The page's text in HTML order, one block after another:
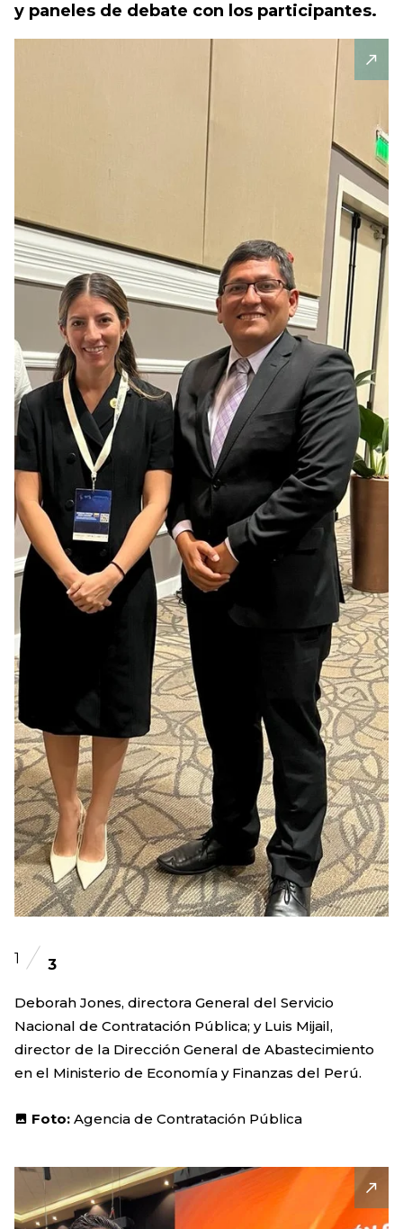
y paneles de debate con los participantes.
1 3
Deborah Jones, directora General del Servicio
Nacional de Contratación Pública; y Luis Mijail,
director de la Dirección General de Abastecimiento
en el Ministerio de Economía y Finanzas del Perú.
Foto: Agencia de Contratación Pública